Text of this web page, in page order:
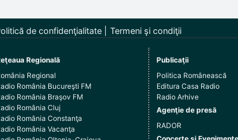
de confidenţialitate Termeni şi condiţii
Regională
Regional
România Bucureşti FM
România Braşov FM
România Cluj
România Constanţa
România Vacanţa
Publicaţii
Politica Românească
Editura Casa Radio
Radio Arhive
Agenţie de presă
RADOR